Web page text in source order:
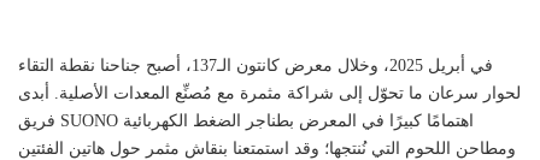
في أبريل 2025، وخلال معرض كانتون الـ137، أصبح جناحنا نقطة التقاء
لحوار سرعان ما تحوّل إلى شراكة مثمرة مع مُصنِّع المعدات الأصلية. أبدى
فريق SUONO اهتمامًا كبيرًا في المعرض بطناجر الضغط الكهربائية
ومطاحن اللحوم التي نُنتجها؛ وقد استمتعنا بنقاش مثمر حول هاتين الفئتين